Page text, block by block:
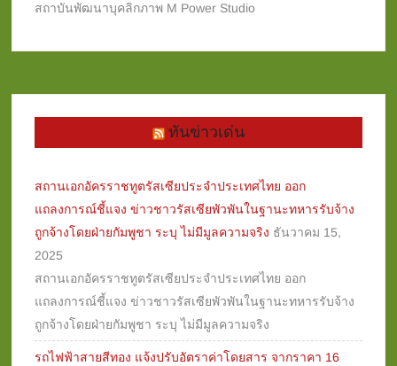
สถาบันพัฒนาบุคลิกภาพ M Power Studio
ทันข่าวเด่น
สถานเอกอัครราชทูตรัสเซียประจำประเทศไทย ออก
แถลงการณ์ชี้แจง ข่าวชาวรัสเซียพัวพันในฐานะทหารรับจ้าง
ถูกจ้างโดยฝ่ายกัมพูชา ระบุ ไม่มีมูลความจริง ธันวาคม 15,
2025
สถานเอกอัครราชทูตรัสเซียประจำประเทศไทย ออก
แถลงการณ์ชี้แจง ข่าวชาวรัสเซียพัวพันในฐานะทหารรับจ้าง
ถูกจ้างโดยฝ่ายกัมพูชา ระบุ ไม่มีมูลความจริง
รถไฟฟ้าสายสีทอง แจ้งปรับอัตราค่าโดยสาร จากราคา 16